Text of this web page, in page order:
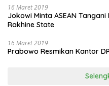
16 Maret 2019
Jokowi Minta ASEAN
Rakhine State
16 Maret 2019
Prabowo Resmikan Kantor